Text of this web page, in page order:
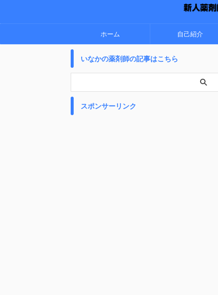
ホーム 自己紹介
いなかの薬剤師の記事はこちら
スポンサーリンク